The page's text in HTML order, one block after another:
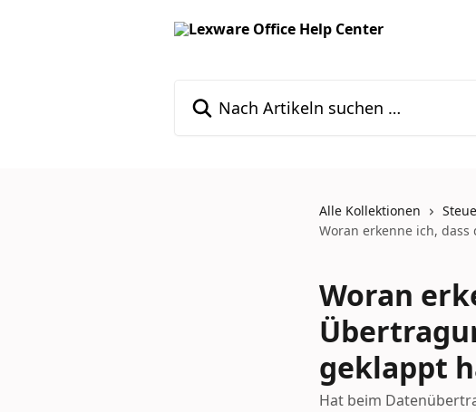
Alle Kollektionen
Woran erkenne ich, dass
Woran
geklappt
Hat beim